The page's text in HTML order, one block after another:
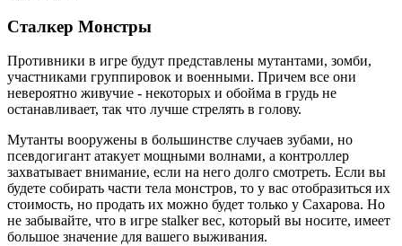
Сталкер Монстры
Противники в игре будут представлены мутантами, зомби,
участниками группировок и военными. Причем все они
невероятно живучие - некоторых и обойма в грудь не
останавливает, так что лучше стрелять в голову.
Мутанты вооружены в большинстве случаев зубами, но
псевдогигант атакует мощными волнами, а контроллер
захватывает внимание, если на него долго смотреть. Если вы
будете собирать части тела монстров, то у вас отобразиться их
стоимость, но продать их можно будет только у Сахарова. Но
не забывайте, что в игре stalker вес, который вы носите, имеет
большое значение для вашего выживания.